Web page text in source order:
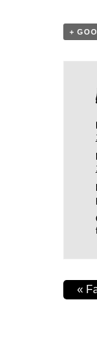
+
«